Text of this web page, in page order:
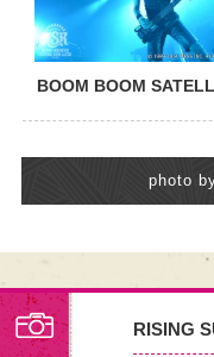
BOOM BOOM
photo
RISING